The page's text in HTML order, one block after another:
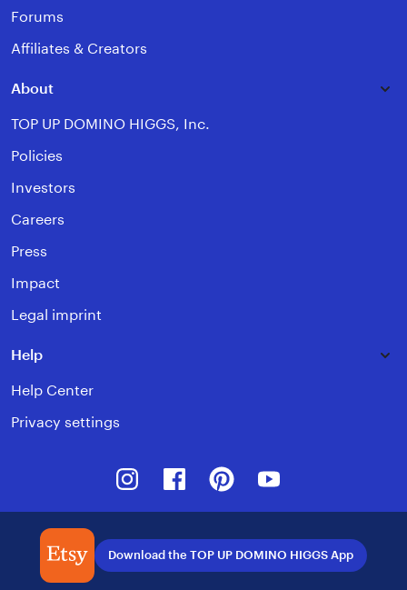
Forums
Affiliates & Creators
About
TOP UP DOMINO HIGGS, Inc.
Policies
Investors
Careers
Press
Impact
Legal imprint
Help
Help Center
Privacy settings
InstagramFacebookPinterest
Download the TOP UP DOMINO HIGGS App